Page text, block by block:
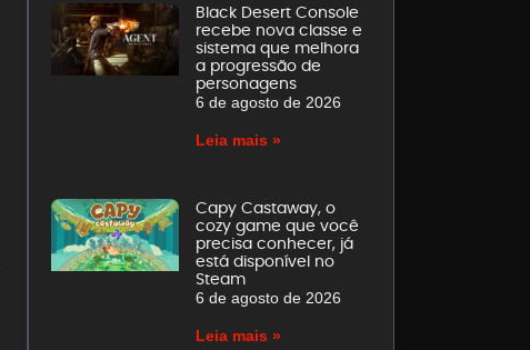
Black Desert Console
recebe nova classe e
sistema que melhora
a progressão de
personagens
6 de agosto de 2026
Leia mais »
Capy Castaway, o
cozy game que você
precisa conhecer, já
está disponível no
Steam
6 de agosto de 2026
Leia mais »